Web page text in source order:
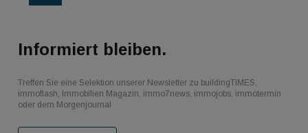
Informiert bleiben.
Treffen Sie eine Selektion unserer Newsletter zu buildingTIMES,
immoflash, Immobilien Magazin, immo7news, immojobs, immotermin
oder dem Morgenjournal